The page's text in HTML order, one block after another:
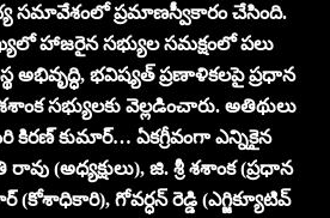
సమావేశంలో ప్రమాణస్వీకారం చేసింది.
హాజరైన సభ్యుల సమక్షంలో పలు
అభివృద్ధి, భవిష్యత్ ప్రణాళికలపై ప్రధాన
సభ్యులకు వెల్లడించారు. అతిథులు
కిరణ్ కుమార్… ఏకగ్రీవంగా ఎన్నికైన
(అధ్యక్షులు), జి. శ్రీ శశాంక (ప్రధాన
(కోశాధికారి), గోవర్ధన్ రెడ్డి (ఎగ్జిక్యూటివ్